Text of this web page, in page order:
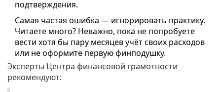
подтверждения.
Самая частая ошибка — игнорировать практику.
Читаете много? Неважно, пока не попробуете
вести хотя бы пару месяцев учёт своих расходов
или не оформите первую финподушку.
Эксперты Центра финансовой грамотности
рекомендуют: